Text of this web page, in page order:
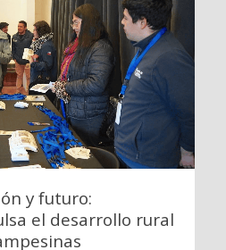
y futuro:
el desarrollo rural